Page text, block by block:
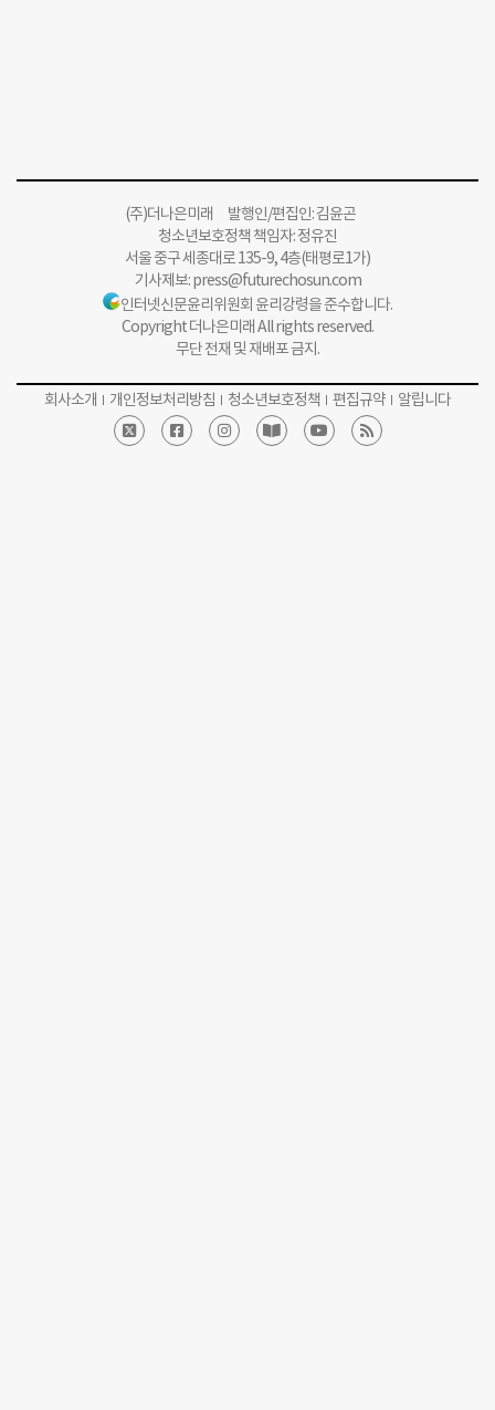
(주)더나은미래 발행인/편집인: 김윤곤
청소년보호정책 책임자: 정유진
서울 중구 세종대로 135-9, 4층(태평로1가)
기사제보:press@futurechosun.com
인터넷신문윤리위원회 윤리강령을 준수합니다.
Copyright 더나은미래 All rights reserved.
무단 전재 및 재배포 금지.
회사소개 개인정보처리방침 청소년보호정책 편집규약 알립니다